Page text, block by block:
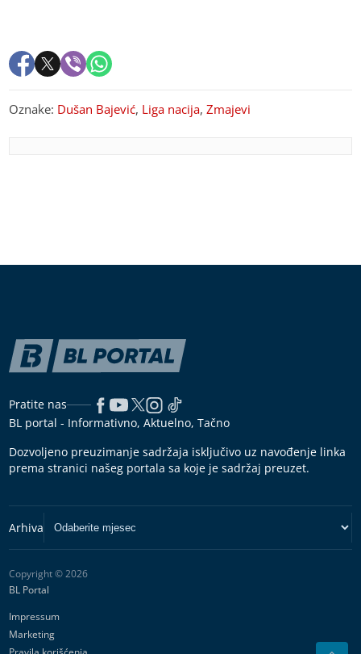
Oznake: Dušan Bajević, Liga nacija,Zmajevi
Pratite nas
BL portal - Informativno, Aktuelno, Tačno
Dozvoljeno preuzimanje sadržaja isključivo uz navođenje linka
prema stranici našeg portala sa koje je sadržaj preuzet.
Copyright © 2026
BL Portal
Impressum
Marketing